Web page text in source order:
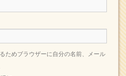
ためブラウザーに自分の名前、メール